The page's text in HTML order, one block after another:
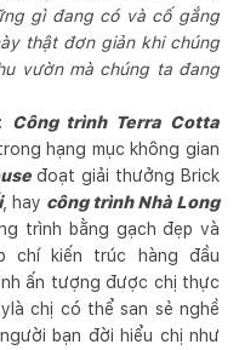
gì đang có và cố gắng
thật đơn giản khi chúng
vườn mà chúng ta đang
Công trình Terra Cotta
hạng mục không gian
đoạt giải thưởng Brick
, hay công trình Nhà Long
trình bằng gạch đẹp và
chí kiến trúc hàng đầu
ấn tượng được chị thực
chị có thể san sẻ nghề
bạn đời hiểu chị như